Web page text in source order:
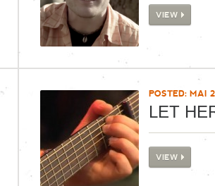
VIEW
POSTED: MAI
LET
VIEW